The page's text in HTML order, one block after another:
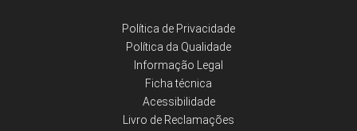
Política de Privacidade
Política da Qualidade
Informação Legal
Ficha técnica
Acessibilidade
Livro de Reclamações